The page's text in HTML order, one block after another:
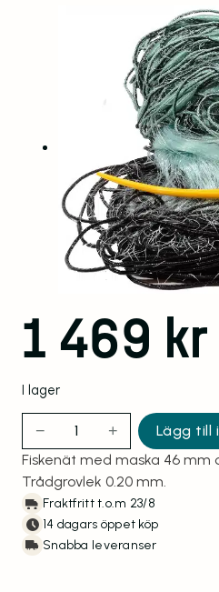
1 469 kr
I lager
Fiskenät 30m 4.5m 46mm
− +
Lägg till
Fiskenät med maska 46 mm
Trådgrovlek 0.20 mm.
Fraktfritt t.o.m 23/8
14 dagars öppet köp
Snabba leveranser